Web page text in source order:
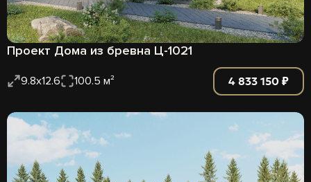
Проект Дома из бревна Ц-1021
9.8x12.6 100.5 м² 4 833 150 ₽